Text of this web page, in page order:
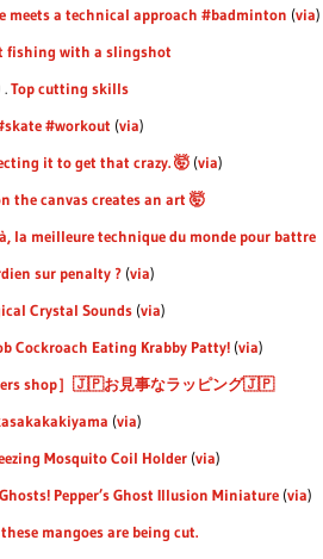
meets a technical approach #badminton (via)
fishing with a slingshot
.Top cutting skills
#workout (via)
it to get that crazy. 🤯 (via)
the canvas creates an art 🤯
la meilleure technique du monde pour battre
sur penalty ? (via)
Crystal Sounds (via)
Cockroach Eating Krabby Patty! (via)
shop］🇯🇵お見事なラッピング🇯🇵
(via)
Mosquito Coil Holder (via)
Pepper’s Ghost Illusion Miniature (via)
mangoes are being cut.